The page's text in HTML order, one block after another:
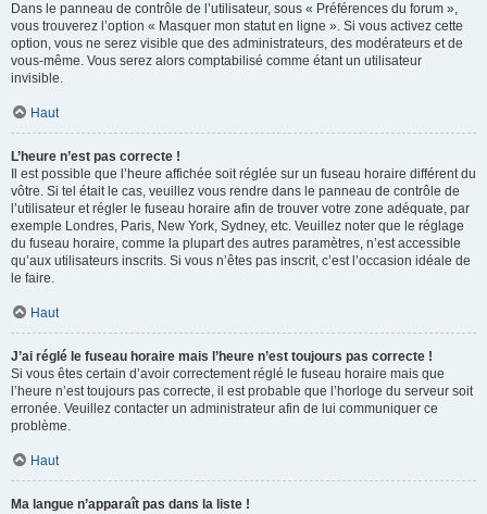
Dans le panneau de contrôle de l’utilisateur, sous « Préférences du forum »,
vous trouverez l’option « Masquer mon statut en ligne ». Si vous activez cette
option, vous ne serez visible que des administrateurs, des modérateurs et de
vous-même. Vous serez alors comptabilisé comme étant un utilisateur
invisible.
Haut
L’heure n’est pas correcte !
Il est possible que l’heure affichée soit réglée sur un fuseau horaire différent du
vôtre. Si tel était le cas, veuillez vous rendre dans le panneau de contrôle de
l’utilisateur et régler le fuseau horaire afin de trouver votre zone adéquate, par
exemple Londres, Paris, New York, Sydney, etc. Veuillez noter que le réglage
du fuseau horaire, comme la plupart des autres paramètres, n’est accessible
qu’aux utilisateurs inscrits. Si vous n’êtes pas inscrit, c’est l’occasion idéale de
le faire.
Haut
J’ai réglé le fuseau horaire mais l’heure n’est toujours pas correcte !
Si vous êtes certain d’avoir correctement réglé le fuseau horaire mais que
l’heure n’est toujours pas correcte, il est probable que l’horloge du serveur soit
erronée. Veuillez contacter un administrateur afin de lui communiquer ce
problème.
Haut
Ma langue n’apparaît pas dans la liste !